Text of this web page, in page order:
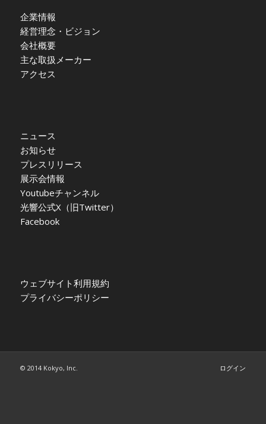
企業情報
経営理念・ビジョン
会社概要
主な取扱メーカー
アクセス
ニュース
お知らせ
プレスリリース
展示会情報
Youtubeチャンネル
光響公式X（旧Twitter）
Facebook
ウェブサイト利用規約
プライバシーポリシー
© 2014 Kokyo, Inc. ログイン